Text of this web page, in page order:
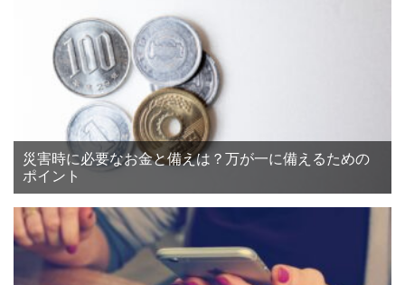
災害時に必要なお金と備えは？万が一に備えるための
ポイント